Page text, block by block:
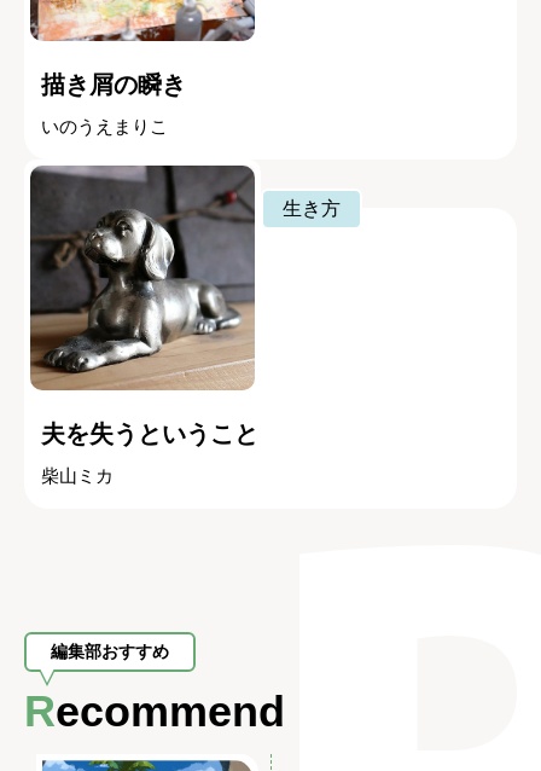
描き屑の瞬き
いのうえまりこ
生き方
夫を失うということ
柴山ミカ
編集部おすすめ
Recommend